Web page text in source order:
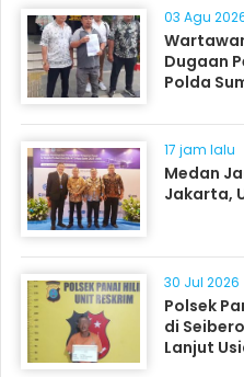
03 Agu
Dugaan
Polda
17 jam lalu
Medan
Jakarta,
30 Jul 2026
Polsek
di
Lanjut